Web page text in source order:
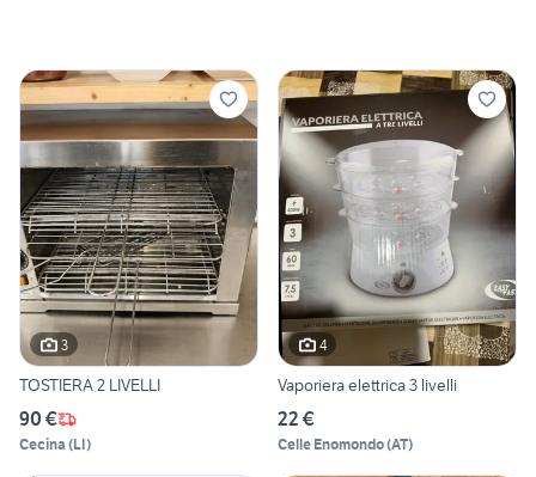
3
TOSTIERA 2 LIVELLI
90 €
Cecina (LI)
4
Vaporiera elettrica 3 livelli
22 €
Celle Enomondo(AT)